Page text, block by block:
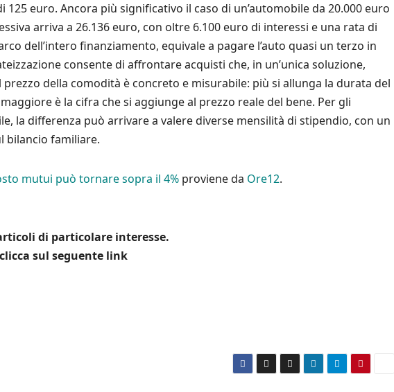
euro. Ancora più significativo il caso di un’automobile da 20.000 euro
arriva a 26.136 euro, con oltre 6.100 euro di interessi e una rata di
dell’intero finanziamento, equivale a pagare l’auto quasi un terzo in
consente di affrontare acquisti che, in un’unica soluzione,
della comodità è concreto e misurabile: più si allunga la durata del
è la cifra che si aggiunge al prezzo reale del bene. Per gli
la differenza può arrivare a valere diverse mensilità di stipendio, con un
bilancio familiare.
mutui può tornare sopra il 4% proviene da Ore12.
di particolare interesse.
sul seguente link